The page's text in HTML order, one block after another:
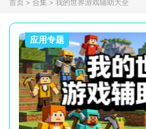
首页 > 合集 > 我的世界游戏辅助大全
应用专题